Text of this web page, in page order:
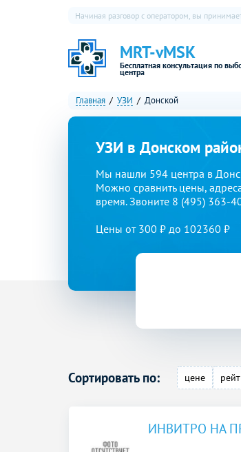
MRT-vMSK
Бесплатная консультация по
центра
Начиная разговор с оператором, вы
Главная УЗИ Донской
УЗИ в Донском
Мы нашли 594 центра в
Можно сравнить цены,
время. Звоните 8 (495) 363-
Цены от 300 ₽ до 102360 ₽
Сортировать по: цене
ИНВИТРО НА